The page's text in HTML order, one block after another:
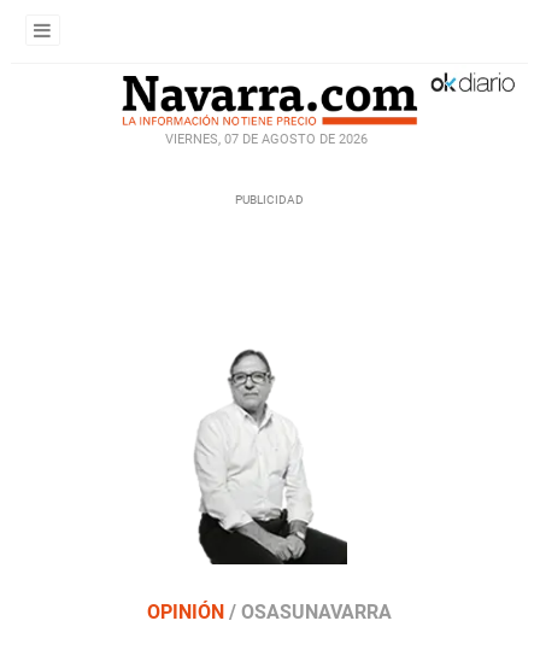
VIERNES, 07 DE AGOSTO DE 2026
OPINIÓN / OSASUNAVARRA